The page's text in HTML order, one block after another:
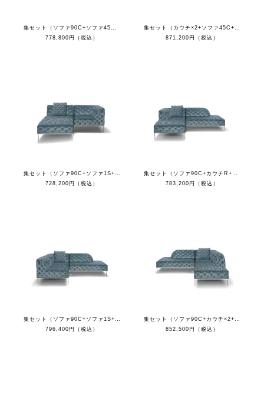
集セット（ソファ90C+ソファ45C+ソファ1S+クッション）
778,800円（税込）
集セット（カウチ×2+ソファ45C+クッション）
871,200円（税込）
集セット（ソファ90C+ソファ1S+オットマン+クッション）
728,200円（税込）
集セット（ソファ90C+カウチR+オットマン+クッション）
783,200円（税込）
集セット（ソファ90C+ソファ1S+カウチR+クッション）
796,400円（税込）
集セット（ソファ90C+カウチ×2+クッション）
852,500円（税込）